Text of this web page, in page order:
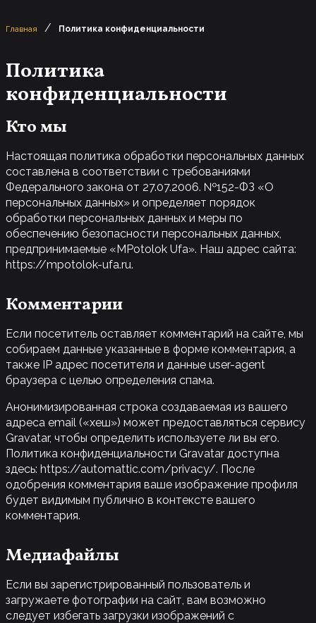
Главная / Политика конфиденциальности
Политика
конфиденциальности
Кто мы
Настоящая политика обработки персональных данных
составлена в соответствии с требованиями
Федерального закона от 27.07.2006. №152-ФЗ «О
персональных данных» и определяет порядок
обработки персональных данных и меры по
обеспечению безопасности персональных данных,
предпринимаемые «MPotolok Ufa». Наш адрес сайта:
https://mpotolok-ufa.ru.
Комментарии
Если посетитель оставляет комментарий на сайте, мы
собираем данные указанные в форме комментария, а
также IP адрес посетителя и данные user-agent
браузера с целью определения спама.
Анонимизированная строка создаваемая из вашего
адреса email («хеш») может предоставляться сервису
Gravatar, чтобы определить используете ли вы его.
Политика конфиденциальности Gravatar доступна
здесь: https://automattic.com/privacy/. После
одобрения комментария ваше изображение профиля
будет видимым публично в контексте вашего
комментария.
Медиафайлы
Если вы зарегистрированный пользователь и
загружаете фотографии на сайт, вам возможно
следует избегать загрузки изображений с